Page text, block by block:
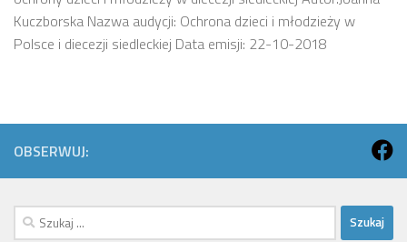
Kuczborska Nazwa audycji: Ochrona dzieci i młodzieży w
Polsce i diecezji siedleckiej Data emisji: 22-10-2018
OBSERWUJ:
Szukaj: